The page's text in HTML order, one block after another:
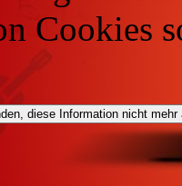
Cookies
diese Information nicht mehr